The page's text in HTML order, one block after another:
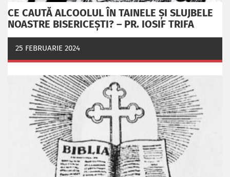
CE CAUTĂ ALCOOLUL ÎN TAINELE ŞI SLUJBELE
NOASTRE BISERICEŞTI? – PR. IOSIF TRIFA
25 FEBRUARIE 2024